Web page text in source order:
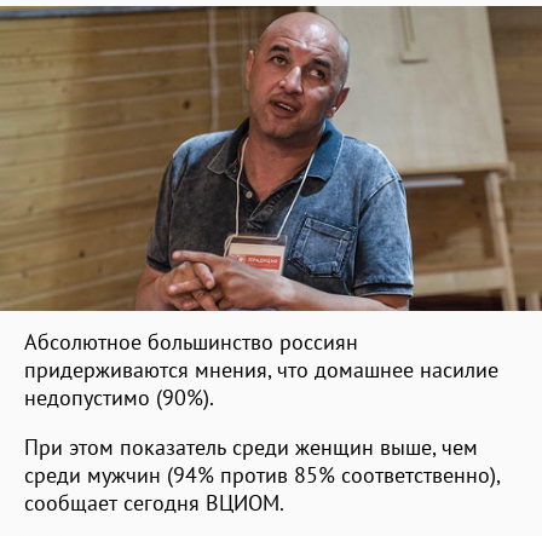
Абсолютное большинство россиян
придерживаются мнения, что домашнее насилие
недопустимо (90%).
При этом показатель среди женщин выше, чем
среди мужчин (94% против 85% соответственно),
сообщает сегодня ВЦИОМ.